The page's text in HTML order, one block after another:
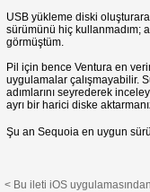
USB yükleme diski
sürümünü hiç kullanmadım;
görmüştüm.
Pil için bence Ventura en
uygulamalar çalışmayabilir.
adımlarını seyrederek
ayrı bir harici diske
Şu an Sequoia en uygun
< Bu ileti iOS uygulamasından